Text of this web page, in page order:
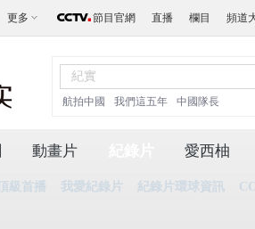
更多 節目官網 直播 欄目 頻道
航拍中國 我們這五年 中國隊長
動畫片
頂級首播 我愛紀錄片 紀錄片環球資訊
愛西柚